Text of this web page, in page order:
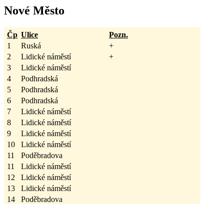
Nové Město
Čp Ulice
Pozn.
1
Ruská
+
2
Lidické náměstí
+
3
Lidické náměstí
4
Podhradská
5
Podhradská
6
Podhradská
7
Lidické náměstí
8
Lidické náměstí
9
Lidické náměstí
10
Lidické náměstí
11
Poděbradova
11
Lidické náměstí
12
Lidické náměstí
13
Lidické náměstí
14
Poděbradova